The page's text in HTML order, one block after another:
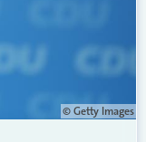
© Getty Images